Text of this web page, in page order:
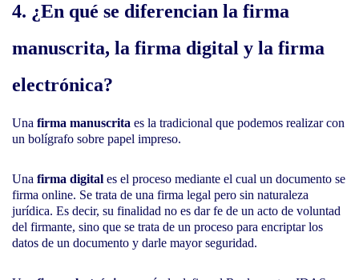
4. ¿En qué se diferencian la firma
manuscrita, la firma digital y la firma
electrónica?
Una firma manuscrita es la tradicional que podemos realizar con
un bolígrafo sobre papel impreso.
Una firma digital es el proceso mediante el cual un documento se
firma online. Se trata de una firma legal pero sin naturaleza
jurídica. Es decir, su finalidad no es dar fe de un acto de voluntad
del firmante, sino que se trata de un proceso para encriptar los
datos de un documento y darle mayor seguridad.